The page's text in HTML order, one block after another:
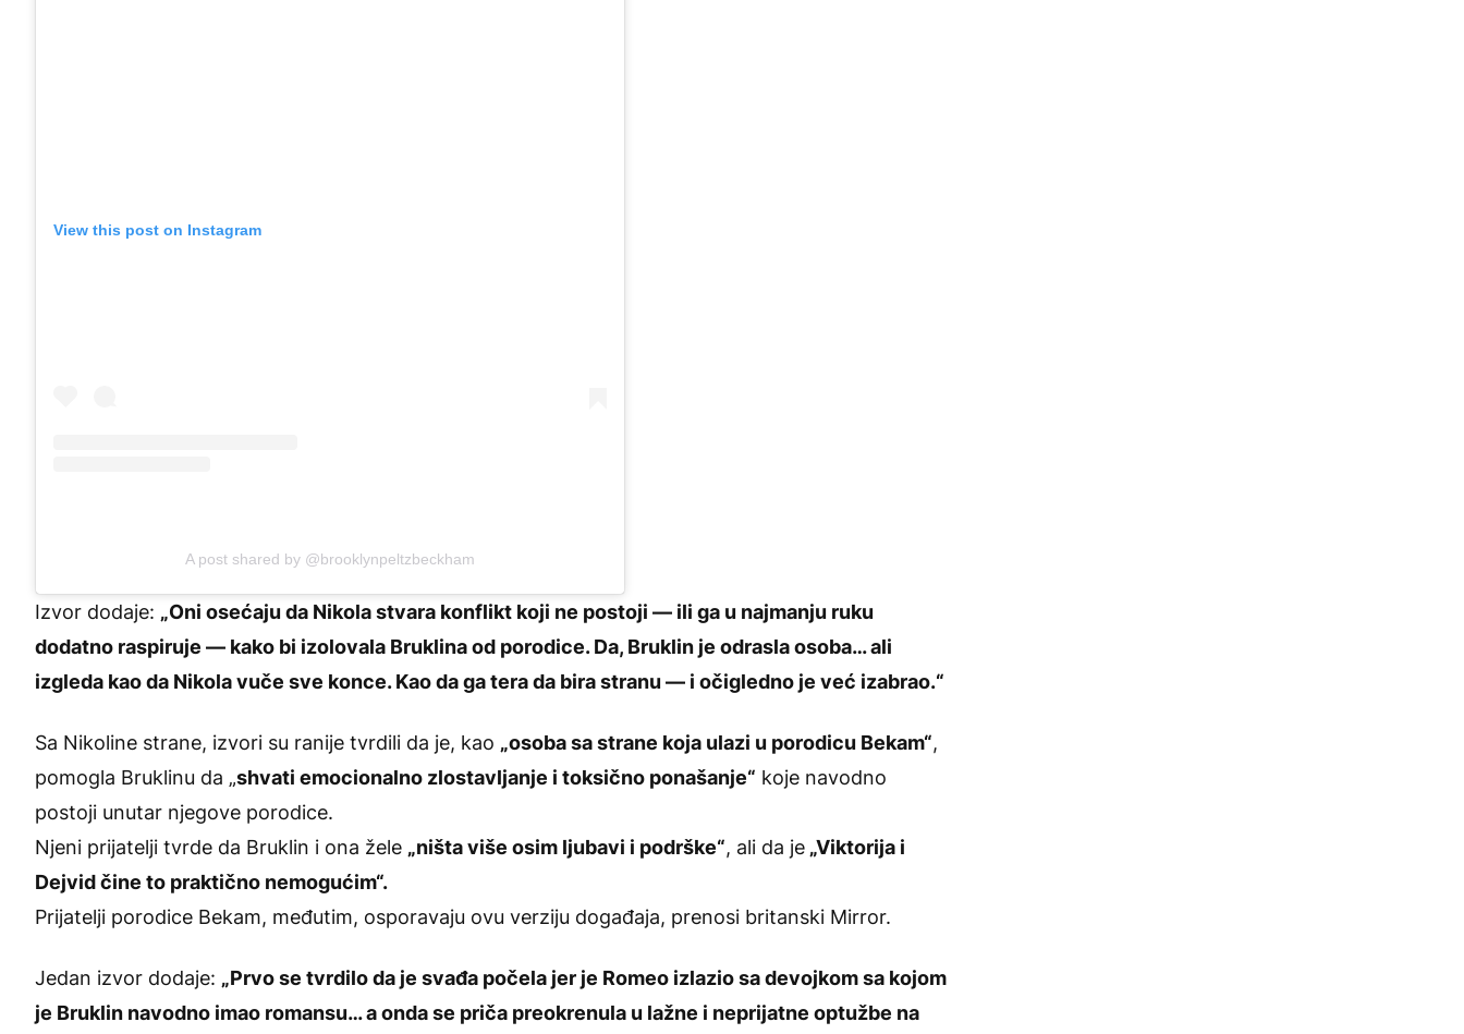
View this post on Instagram
A post shared by @brooklynpeltzbeckham
Izvor dodaje: „Oni osećaju da Nikola stvara konflikt koji ne postoji — ili ga u najmanju ruku
dodatno raspiruje — kako bi izolovala Bruklina od porodice. Da, Bruklin je odrasla osoba… ali
izgleda kao da Nikola vuče sve konce. Kao da ga tera da bira stranu — i očigledno je već izabrao.“
Sa Nikoline strane, izvori su ranije tvrdili da je, kao „osoba sa strane koja ulazi u porodicu Bekam“,
pomogla Bruklinu da „shvati emocionalno zlostavljanje i toksično ponašanje“ koje navodno
postoji unutar njegove porodice.
Njeni prijatelji tvrde da Bruklin i ona žele „ništa više osim ljubavi i podrške“, ali da je „Viktorija i
Dejvid čine to praktično nemogućim“.
Prijatelji porodice Bekam, međutim, osporavaju ovu verziju događaja, prenosi britanski Mirror.
Jedan izvor dodaje: „Prvo se tvrdilo da je svađa počela jer je Romeo izlazio sa devojkom sa kojom
je Bruklin navodno imao romansu… a onda se priča preokrenula u lažne i neprijatne optužbe na